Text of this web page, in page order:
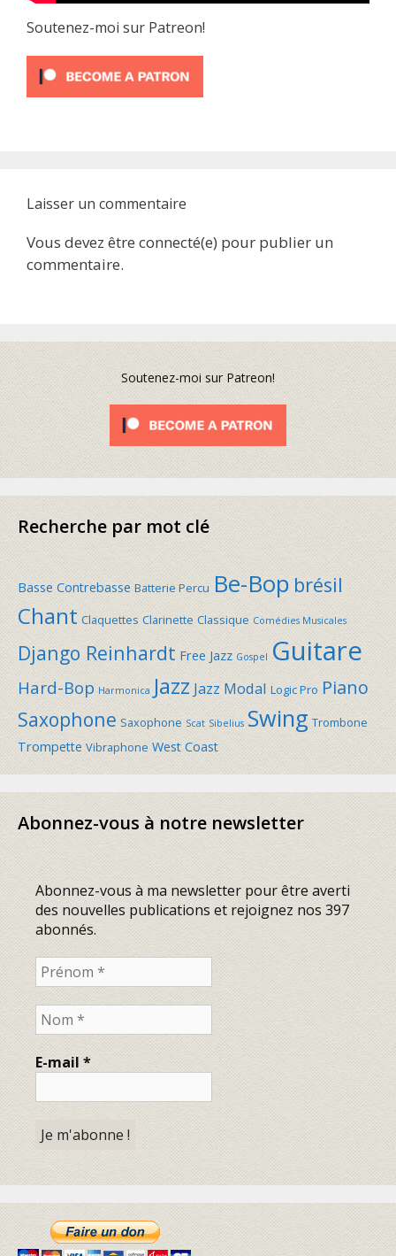
Soutenez-moi sur Patreon!
Laisser un commentaire
Vous devez être connecté(e) pour publier un
commentaire.
Soutenez-moi sur Patreon!
Recherche par mot clé
Basse Contrebasse Batterie Percu Be-Bop brésil
Chant Claquettes Clarinette Classique Comédies Musicales
Django Reinhardt Free Jazz Gospel Guitare
Hard-Bop Harmonica Jazz Jazz Modal Logic Pro Piano
Saxophone Saxophone Scat Sibelius Swing Trombone
Trompette Vibraphone West Coast
Abonnez-vous à notre newsletter
Abonnez-vous à ma newsletter pour être averti
des nouvelles publications et rejoignez nos 397
abonnés.
E-mail *